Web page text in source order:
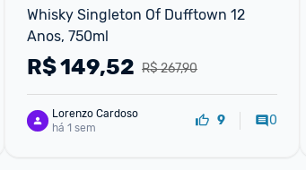
Whisky Singleton Of Dufftown 12
Anos, 750ml
R$ 267,90
R$149,52
Lorenzo Cardoso
há 1 sem
9 0